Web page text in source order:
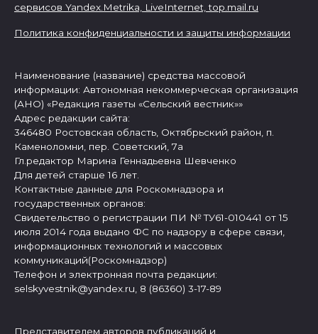
сервисов Yandex.Metrika, LiveInternet,top.mail.ru
Политика конфиденциальности и защиты информации
Наименование (название) средства массовой
информации: Автономная некоммерческая организация
(АНО) «Редакция газеты «Сельский вестник»»
Адрес редакции сайта:
346480 Ростовская область, Октябрьский район, п.
Каменоломни, пер. Советский, 7а
Гл.редактор Марина Геннадьевна Шевченко
Для детей старше 16 лет.
Контактные данные для Роскомнадзора и
государственных органов:
Свидетельство о регистрации ПИ № ТУ61-010441 от 15
июля 2014 года выдано ФС по надзору в сфере связи,
информационных технологий и массовых
коммуникаций(Роскомнадзор)
Телефон и электронная почта редакции:
selskyvestnik@yandex.ru, 8 (86360) 3-17-89
Представителем авторов публикаций и